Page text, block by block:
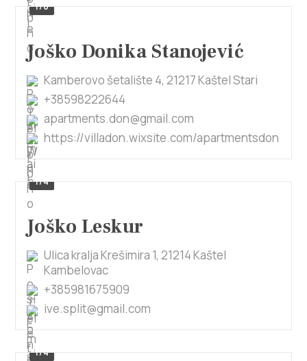
1/6
Joško Donika Stanojević
Kamberovo šetalište 4, 21217 Kaštel Stari
+38598222644
apartments.don@gmail.com
https://villadon.wixsite.com/apartmentsdon
1/4
Joško Leskur
Ulica kralja Krešimira 1, 21214 Kaštel
Kambelovac
+385981675909
ive.split@gmail.com
1/4